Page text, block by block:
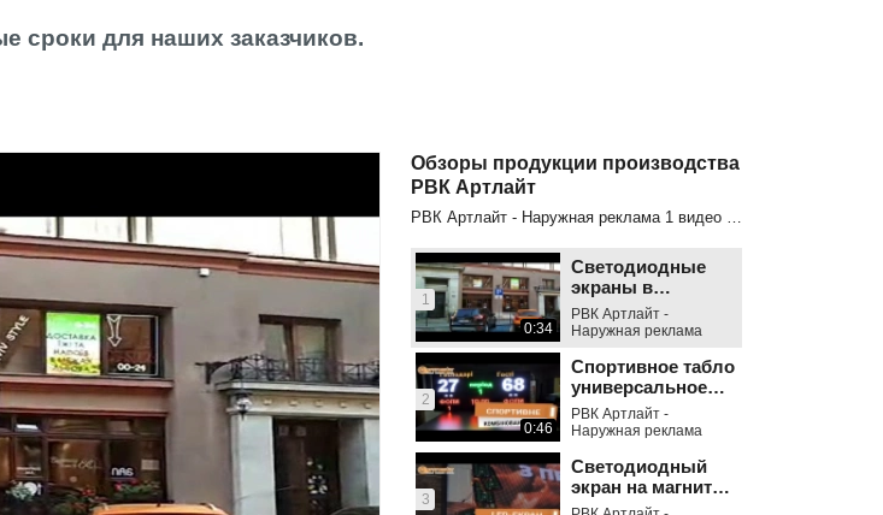
сроки для наших заказчиков.
Обзоры продукции производства
РВК Артлайт
РВК Артлайт - Наружная реклама 1 видео из
1
0:34
Светодиодные
экраны в
помещении
РВК Артлайт -
Наружная реклама
2
0:46
Спортивное табло
универсальное
Электронные
табло192х96
РВК Артлайт -
Наружная реклама
3
Светодиодный
экран на магнитах
– результат